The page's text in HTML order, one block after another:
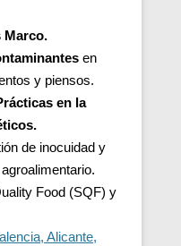
Marco.
en
y piensos.
en la
de inocuidad y
Food (SQF) y
Alicante,